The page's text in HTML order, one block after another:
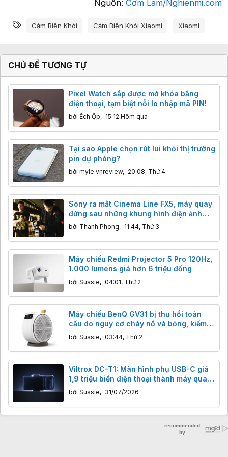
Nguồn: Cơm Lam/Nghienmi.com
Từ khóa
Cảm Biến Khói Cảm Biến Khói Xiaomi Xiaomi
CHỦ ĐỀ TƯƠNG TỰ
Pixel Watch sắp được mở khóa bằng
điện thoại, tạm biệt nỗi lo nhập mã PIN!
bởi Ếch Ộp, 15:12 Hôm qua
Tại sao Apple chọn rút lui khỏi thị trường
pin dự phòng?
bởi myle.vnreview, 20:08, Thứ 4
Sony ra mắt Cinema Line FX5, máy quay
đứng sau những khung hình điện ảnh
trong MV "Gái Nghệ" của Hương Tràm
bởi Thanh Phong, 11:44, Thứ 3
Máy chiếu Redmi Projector 5 Pro 120Hz,
1.000 lumens giá hơn 6 triệu đồng
bởi Sussie, 04:01, Thứ 2
Máy chiếu BenQ GV31 bị thu hồi toàn
cầu do nguy cơ cháy nổ và bỏng, kiểm
tra ngay!
bởi Sussie, 03:44, Thứ 2
Viltrox DC-T1: Màn hình phụ USB-C giá
1,9 triệu biến điện thoại thành máy quay
vlog chuyên nghiệp
bởi Sussie, 31/07/2026